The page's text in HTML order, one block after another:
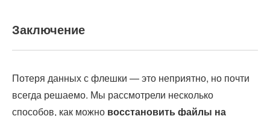
Заключение
Потеря данных с флешки — это неприятно, но почти
всегда решаемо. Мы рассмотрели несколько
способов, как можно восстановить файлы на